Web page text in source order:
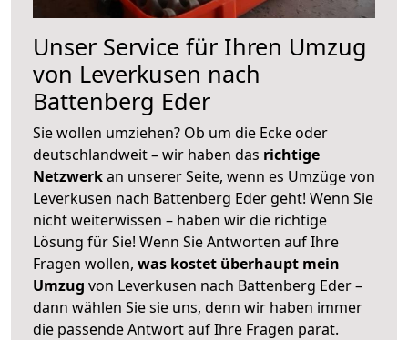
Unser Service für Ihren Umzug
von Leverkusen nach
Battenberg Eder
Sie wollen umziehen? Ob um die Ecke oder
deutschlandweit – wir haben das richtige
Netzwerkan unserer Seite, wenn es Umzüge von
Leverkusen nach Battenberg Eder geht! Wenn Sie
nicht weiterwissen – haben wir die richtige
Lösung für Sie! Wenn Sie Antworten auf Ihre
Fragen wollen, was kostet überhaupt mein
Umzug von Leverkusen nach Battenberg Eder –
dann wählen Sie sie uns, denn wir haben immer
die passende Antwort auf Ihre Fragen parat.